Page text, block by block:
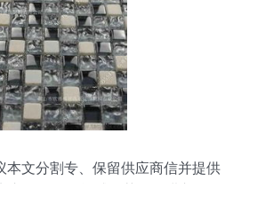
本文分割专、保留供应商信并提供